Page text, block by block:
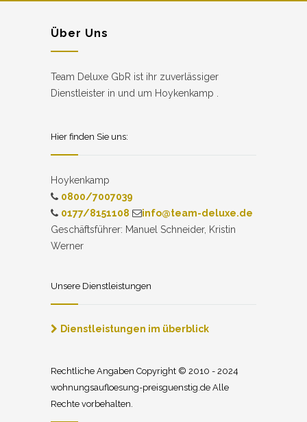
Über Uns
Team Deluxe GbR ist ihr zuverlässiger
Dienstleister in und um Hoykenkamp .
Hier finden Sie uns:
Hoykenkamp
0800/7007039
0177/8151108
info@team-deluxe.de
Geschäftsführer: Manuel Schneider, Kristin
Werner
Unsere Dienstleistungen
Dienstleistungen im überblick
Rechtliche Angaben Copyright © 2010 - 2024
wohnungsaufloesung-preisguenstig.de Alle
Rechte vorbehalten.